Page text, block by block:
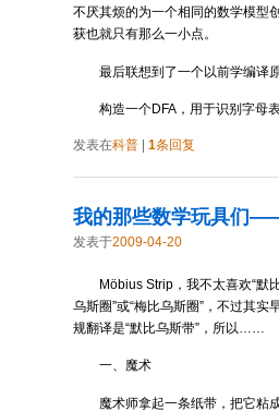
不厌其烦的为一个相同的数学模型
获也就只有那么一小点。
最后联想到了一个以前学编译
构造一个DFA，用于识别字母
发表在科普 |1条回复
我的那些数学玩具们
发表于2009-04-20
Möbius Strip，我不太喜欢“默
乌斯圈”或“梅比乌斯圈”，不过其
规翻译是“默比乌斯带”，所以……
一、魔术
魔术师拿起一条纸带，把它粘